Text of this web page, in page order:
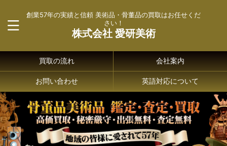
創業57年の実績と信頼 美術品・骨董品の買取はお任せくだ
さい！
株式会社 愛研美術
買取の流れ 会社案内
お問い合わせ 英語対応について